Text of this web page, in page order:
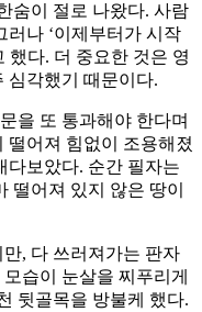
숨이 절로 나왔다. 사람
러나 ‘이제부터가 시작
했다. 더 중요한 것은 영
심각했기 때문이다.
을 또 통과해야 한다며
떨어져 힘없이 조용해졌
다보았다. 순간 필자는
떨어져 있지 않은 땅이
, 다 쓰러져가는 판자
습이 눈살을 찌푸리게
뒷골목을 방불케 했다.